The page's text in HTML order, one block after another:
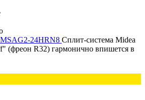
24HRN8 Сплит-система Midea
(фреон R32) гармонично впишется в